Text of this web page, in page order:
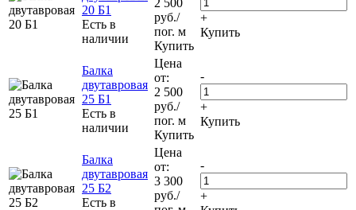
20 Б1
Есть в
наличии
руб./
пог. м
Купить
+
Купить
Балка
двутавровая
25 Б1
Есть в
наличии
Цена
от:
2 500
руб./
пог. м
Купить
-
+
Купить
Балка
двутавровая
25 Б2
Есть в
Цена
от:
3 300
руб./
-
+